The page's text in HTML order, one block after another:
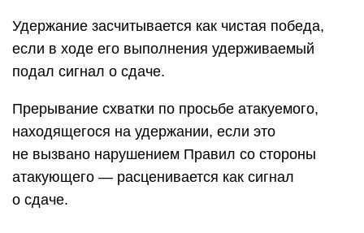
Удержание засчитывается как чистая победа,
если в ходе его выполнения удерживаемый
подал сигнал о сдаче.
Прерывание схватки по просьбе атакуемого,
находящегося на удержании, если это
не вызвано нарушением Правил со стороны
атакующего — расценивается как сигнал
о сдаче.